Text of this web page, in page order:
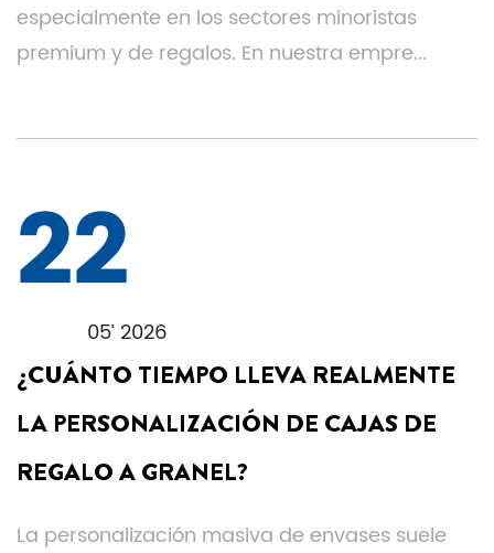
especialmente en los sectores minoristas
premium y de regalos. En nuestra empre...
2205’ 2026
¿CUÁNTO TIEMPO LLEVA REALMENTE
LA PERSONALIZACIÓN DE CAJAS DE
REGALO A GRANEL?
La personalización masiva de envases suele